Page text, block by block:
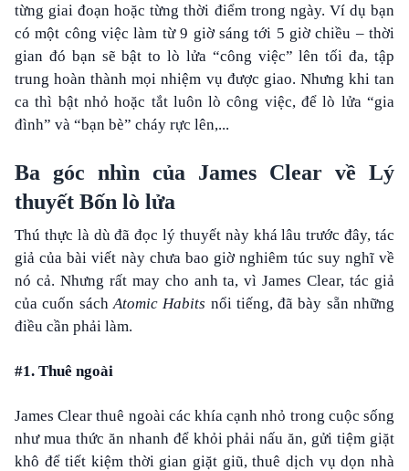
từng giai đoạn hoặc từng thời điểm trong ngày. Ví dụ bạn
có một công việc làm từ 9 giờ sáng tới 5 giờ chiều – thời
gian đó bạn sẽ bật to lò lửa “công việc” lên tối đa, tập
trung hoàn thành mọi nhiệm vụ được giao. Nhưng khi tan
ca thì bật nhỏ hoặc tắt luôn lò công việc, để lò lửa “gia
đình” và “bạn bè” cháy rực lên,...
Ba góc nhìn của James Clear về Lý
thuyết Bốn lò lửa
Thú thực là dù đã đọc lý thuyết này khá lâu trước đây, tác
giả của bài viết này chưa bao giờ nghiêm túc suy nghĩ về
nó cả. Nhưng rất may cho anh ta, vì James Clear, tác giả
của cuốn sách Atomic Habits nổi tiếng, đã bày sẵn những
điều cần phải làm.
#1. Thuê ngoài
James Clear thuê ngoài các khía cạnh nhỏ trong cuộc sống
như mua thức ăn nhanh để khỏi phải nấu ăn, gửi tiệm giặt
khô để tiết kiệm thời gian giặt giũ, thuê dịch vụ dọn nhà